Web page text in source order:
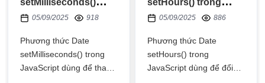
setMilliseconds()
trong JavaScript
05/09/2025 918
Phương thức Date
setMilliseconds() trong
JavaScript dùng để thay
setHours() trong
JavaScript
05/09/2025 886
Phương thức Date
setHours() trong
JavaScript dùng để đổi